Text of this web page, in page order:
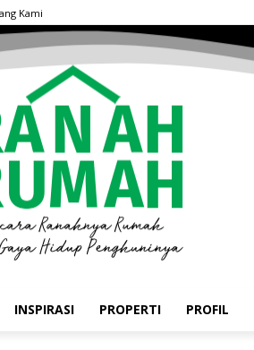
Kami
INSPIRASI PROPERTI PROFIL